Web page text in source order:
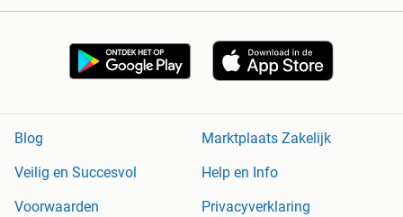
Blog
Marktplaats Zakelijk
Veilig en Succesvol
Help en Info
Voorwaarden
Privacyverklaring